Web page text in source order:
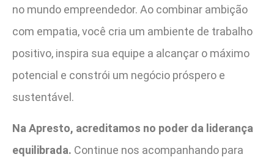
no mundo empreendedor. Ao combinar ambição
com empatia, você cria um ambiente de trabalho
positivo, inspira sua equipe a alcançar o máximo
potencial e constrói um negócio próspero e
sustentável.
Na Apresto, acreditamos no poder da liderança
equilibrada. Continue nos acompanhando para